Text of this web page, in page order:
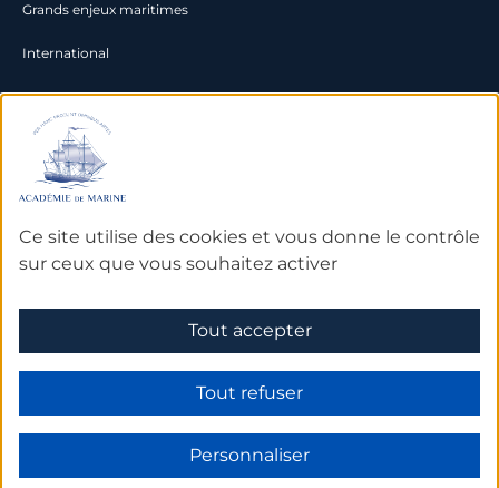
Ce site utilise des cookies et vous donne le contrôle
sur ceux que vous souhaitez activer
Tout accepter
Tout refuser
Personnaliser
Grands enjeux maritimes
International
Documentation
Archives
données